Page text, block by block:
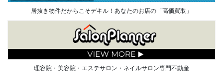
居抜き物件だからこそデキル！あなたのお店の「高価買取」
理容院・美容院・エステサロン・ネイルサロン専門不動産